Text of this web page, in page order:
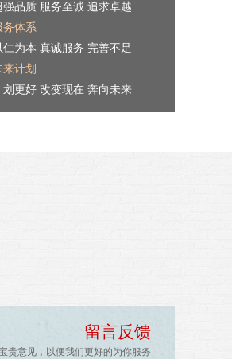
强品质 服务至诚 追求卓越
务体系
仁为本 真诚服务 完善不足
来计划
划更好 改变现在 奔向未来
留言反馈
贵意见，以便我们更好的为你服务